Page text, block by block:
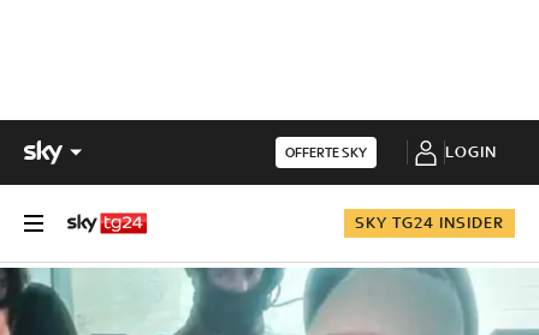
OFFERTE SKY LOGIN
SKY TG24 INSIDER